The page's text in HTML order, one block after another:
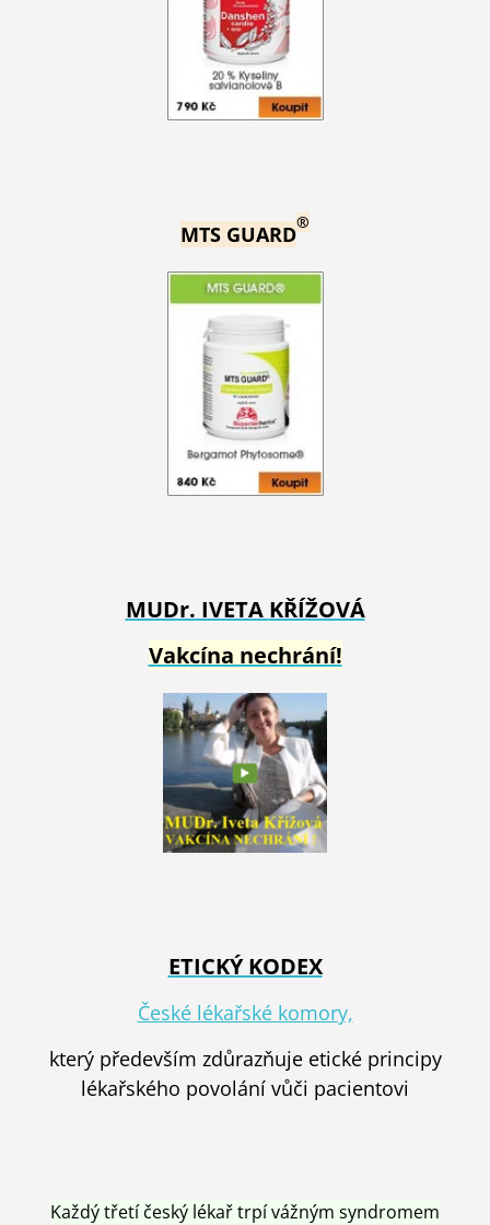
MTS GUARD®
MUDr. IVETA KŘÍŽOVÁ
Vakcína nechrání!
ETICKÝ KODEX
České lékařské komory,
který především zdůrazňuje etické principy
lékařského povolání vůči pacientovi
Každý třetí český lékař trpí vážným syndromem